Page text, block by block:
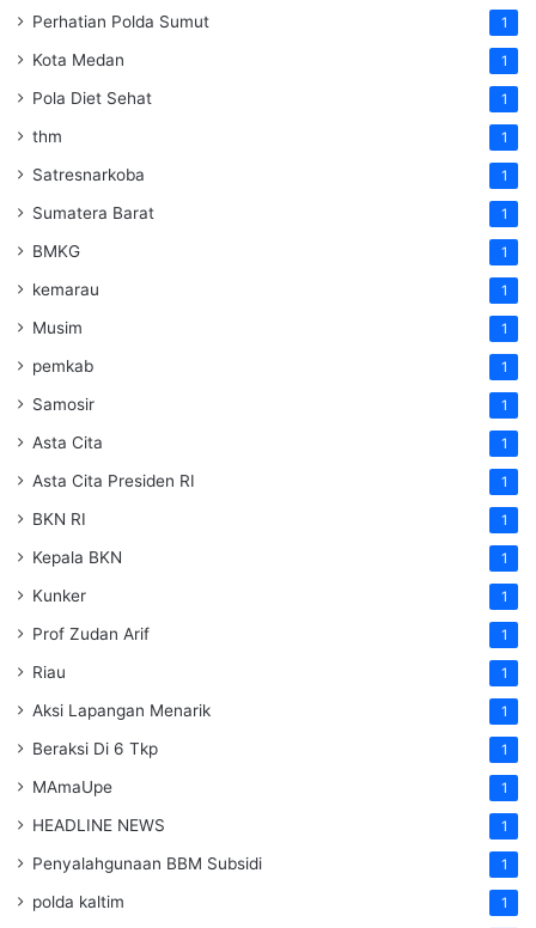
Perhatian Polda Sumut 1
Kota Medan 1
Pola Diet Sehat 1
thm 1
Satresnarkoba 1
Sumatera Barat 1
BMKG 1
kemarau 1
Musim 1
pemkab 1
Samosir 1
Asta Cita 1
Asta Cita Presiden RI 1
BKN RI 1
Kepala BKN 1
Kunker 1
Prof Zudan Arif 1
Riau 1
Aksi Lapangan Menarik 1
Beraksi Di 6 Tkp 1
MAmaUpe 1
HEADLINE NEWS 1
Penyalahgunaan BBM Subsidi 1
polda kaltim 1